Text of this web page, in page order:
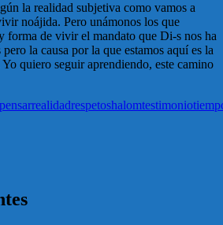
la realidad subjetiva como vamos a
noájida. Pero unámonos los que
forma de vivir el mandato que Di-s nos ha
la causa por la que estamos aquí es la
quiero seguir aprendiendo, este camino
pensarrealidadrespetoshalomtestimonio